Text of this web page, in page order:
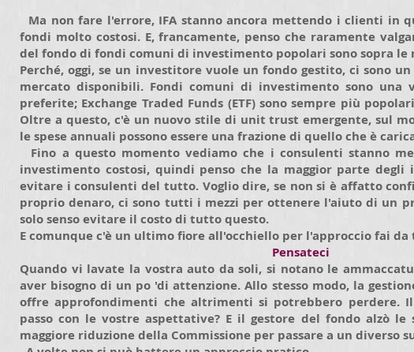
Ma non fare l'errore, IFA stanno ancora mettendo i clienti in
fondi molto costosi. E, francamente, penso che raramente
del fondo di fondi comuni di investimento popolari sono sopra le
Perché, oggi, se un investitore vuole un fondo gestito, ci sono
mercato disponibili. Fondi comuni di investimento sono una
preferite; Exchange Traded Funds (ETF) sono sempre più
Oltre a questo, c'è un nuovo stile di unit trust emergente, sul
le spese annuali possono essere una frazione di quello che è
Fino a questo momento vediamo che i consulenti stanno
investimento costosi, quindi penso che la maggior parte
evitare i consulenti del tutto. Voglio dire, se non si è affatto
proprio denaro, ci sono tutti i mezzi per ottenere l'aiuto di un
solo senso evitare il costo di tutto questo.
E comunque c'è un ultimo fiore all'occhiello per l'approccio fai da
Pensateci
Quando vi lavate la vostra auto da soli, si notano le
aver bisogno di un po 'di attenzione. Allo stesso modo, la
offre approfondimenti che altrimenti si potrebbero perdere.
passo con le vostre aspettative? E il gestore del fondo alzò le
maggiore riduzione della Commissione per passare a un diverso